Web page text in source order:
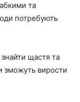
та
потребують
щастя та
зможуть вирости